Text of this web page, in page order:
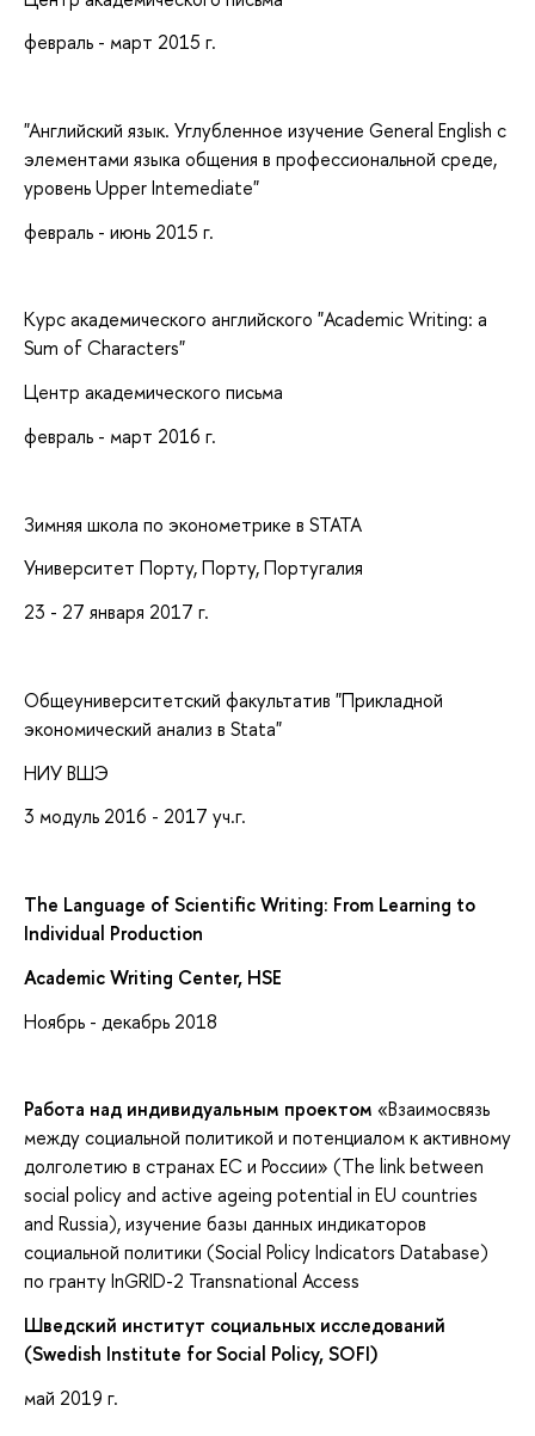
февраль - март 2015 г.
"Английский язык. Углубленное изучение General English с
элементами языка общения в профессиональной среде,
уровень Upper Intemediate"
февраль - июнь 2015 г.
Курс академического английского "Academic Writing: a
Sum of Characters"
Центр академического письма
февраль - март 2016 г.
Зимняя школа по эконометрике в STATA
Университет Порту, Порту, Португалия
23 - 27 января 2017 г.
Общеуниверситетский факультатив "Прикладной
экономический анализ в Stata"
НИУ ВШЭ
3 модуль 2016 - 2017 уч.г.
The Language of Scientific Writing: From Learning to
Individual Production
Academic Writing Center, HSE
Ноябрь - декабрь 2018
Работа над индивидуальным проектом «Взаимосвязь
между социальной политикой и потенциалом к активному
долголетию в странах ЕС и России» (The link between
social policy and active ageing potential in EU countries
and Russia), изучение базы данных индикаторов
социальной политики (Social Policy Indicators Database)
по гранту InGRID-2 Transnational Access
Шведский институт социальных исследований
(Swedish Institute for Social Policy, SOFI)
май 2019 г.